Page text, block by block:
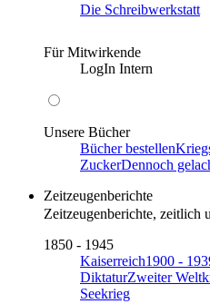
Die Schreibwerkstatt
Für Mitwirkende
LogIn Intern
Unsere Bücher
Bücher bestellen
ZuckerDennoch
Zeitzeugenberichte
Zeitzeugenberichte, zeitlich
1850 - 1945
Kaiserreich1900 -
DiktaturZweiter
Seekrieg